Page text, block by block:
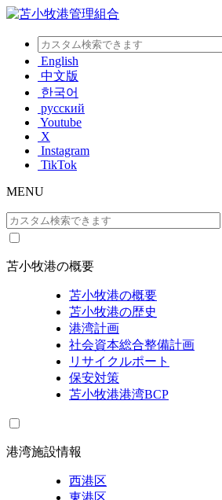
English
中文版
한국어
русский
Youtube
X
Instagram
TikTok
MENU
苫小牧港の概要
苫小牧港の概要
苫小牧港の歴史
港湾計画
社会資本総合整備計画
リサイクルポート
保安対策
苫小牧港港湾BCP
港湾施設情報
西港区
東港区